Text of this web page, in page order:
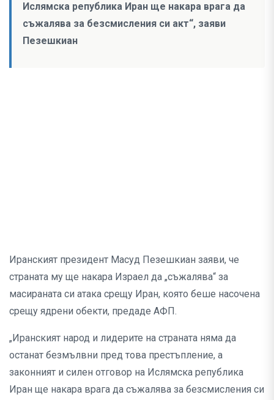
Ислямска република Иран ще накара врага да
съжалява за безсмисления си акт“, заяви
Пезешкиан
Иранският президент Масуд Пезешкиан заяви, че
страната му ще накара Израел да „съжалява“ за
масираната си атака срещу Иран, която беше насочена
срещу ядрени обекти, предаде АФП.
„Иранският народ и лидерите на страната няма да
останат безмълвни пред това престъпление, а
законният и силен отговор на Ислямска република
Иран ще накара врага да съжалява за безсмисления си